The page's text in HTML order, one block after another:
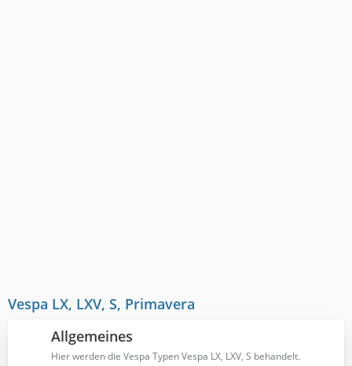
Vespa LX, LXV, S, Primavera
Allgemeines
Hier werden die Vespa Typen Vespa LX, LXV, S behandelt.